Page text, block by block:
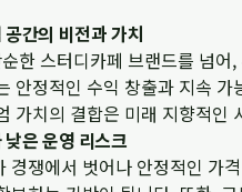
간의 비전과 가치
한 스터디카페 브랜드를 넘
안정적인 수익 창출과 지속
가치의 결합은 미래 지향적인
은 운영 리스크
경쟁에서 벗어나 안정적인 가